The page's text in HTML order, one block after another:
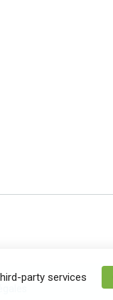
party services